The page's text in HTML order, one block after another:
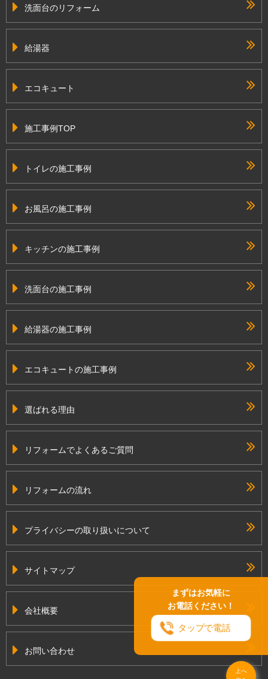
まずはお気軽に
お電話ください！
タップで電話
上へ
洗面台のリフォーム
給湯器
エコキュート
施工事例TOP
トイレの施工事例
お風呂の施工事例
キッチンの施工事例
洗面台の施工事例
給湯器の施工事例
エコキュートの施工事例
選ばれる理由
リフォームでよくあるご質問
リフォームの流れ
プライバシーの取り扱いについて
サイトマップ
会社概要
お問い合わせ